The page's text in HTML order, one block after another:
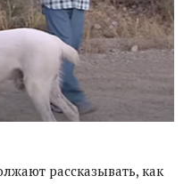
рассказывать, как